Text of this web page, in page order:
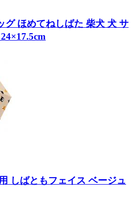
グ ほめてねしばた 柴犬 犬 サ
しばともフェイス ベージュ